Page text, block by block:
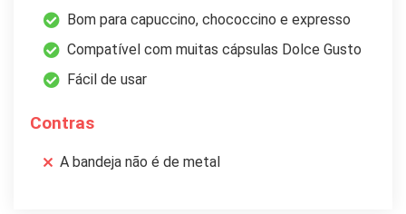
Bom para capuccino, chococcino e expresso
Compatível com muitas cápsulas Dolce Gusto
Fácil de usar
Contras
A bandeja não é de metal